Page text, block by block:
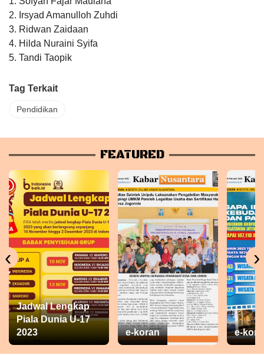
2. Irsyad Amanulloh Zuhdi
3. Ridwan Zaidaan
4. Hilda Nuraini Syifa
5. Tandi Taopik
Tag Terkait
Pendidikan
FEATURED
Jadwal Lengkap
Piala Dunia U-17
2023
e-koran e-
‹ ›